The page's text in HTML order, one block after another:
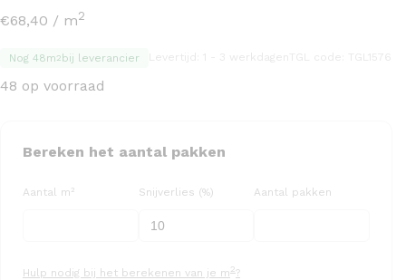
€68,40 / m2
Nog 48m2 bij leverancier
48 op voorraad
Bereken het aantal pakken
Aantal m² Snijverlies (%) Aantal pakken
Hulp nodig bij het berekenen van je m 2?